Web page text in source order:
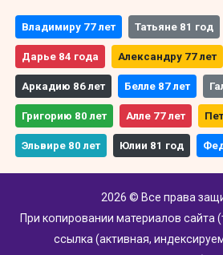
Владимиру 77 лет Татьяне 81 год
Дарье 84 года Александру 77 лет
Аркадию 86 лет Белле 87 лет
Григорию 80 лет Алле 77 лет
Эльвире 80 лет Юлии 81 год
2026 © Все права
При копировании материалов сайта
ссылка (активная,